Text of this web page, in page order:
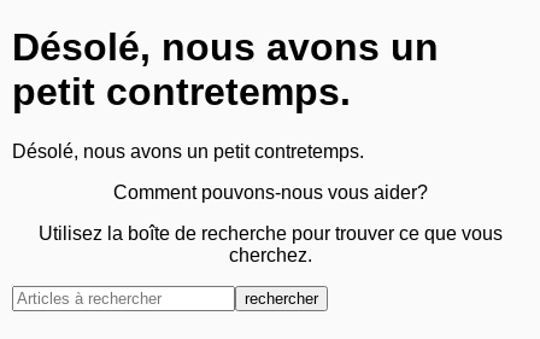
Désolé, nous avons un
petit contretemps.
Désolé, nous avons un petit contretemps.
Comment pouvons-nous vous aider?
Utilisez la boîte de recherche pour trouver ce que vous
cherchez.
rechercher